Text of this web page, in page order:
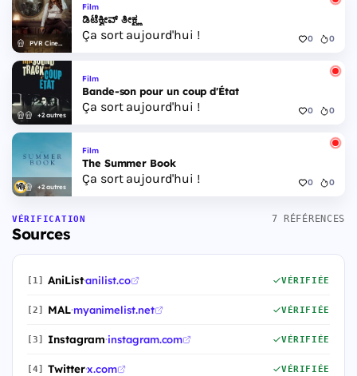
PVR Cinemas
Film
ಡಿಟೆಕ್ವೀವ್ ತೀಕ್ಷ್ಣ
Ça sort aujourd'hui ! 0 0
+2 autres
Film
Bande-son pour un coup d'État
Ça sort aujourd'hui ! 0 0
+2 autres
Film
The Summer Book
Ça sort aujourd'hui ! 0 0
VÉRIFICATION
Sources
7 RÉFÉRENCES
[1] AniList·anilist.co VÉRIFIÉE
[2] MAL·myanimelist.net VÉRIFIÉE
[3] Instagram·instagram.com VÉRIFIÉE
[4] Twitter·x.com VÉRIFIÉE